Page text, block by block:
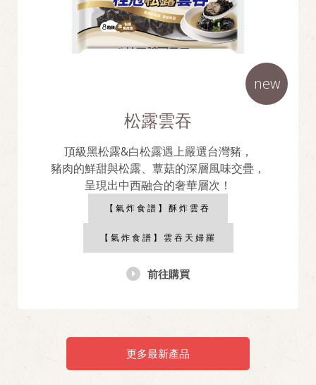
松露雲吞
頂級黑松露&白松露遇上嚴選台灣豬，
豬肉的鮮甜與松露、蕈菇的深層風味交疊，
呈現出中西融合的奢華層次！
【氣炸食譜】酥炸雲吞
【氣炸食譜】雲吞天婦羅
前往購買
new
更多最新產品